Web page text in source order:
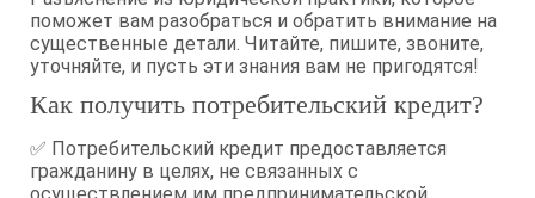
поможет вам разобраться и обратить внимание на
существенные детали. Читайте, пишите, звоните,
уточняйте, и пусть эти знания вам не пригодятся!
Как получить потребительский кредит?
✅ Потребительский кредит предоставляется
гражданину в целях, не связанных с